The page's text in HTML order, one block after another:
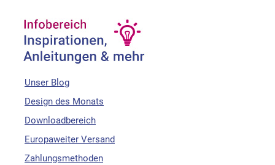
Unser Blog
Design des Monats
Downloadbereich
Europaweiter Versand
Zahlungsmethoden